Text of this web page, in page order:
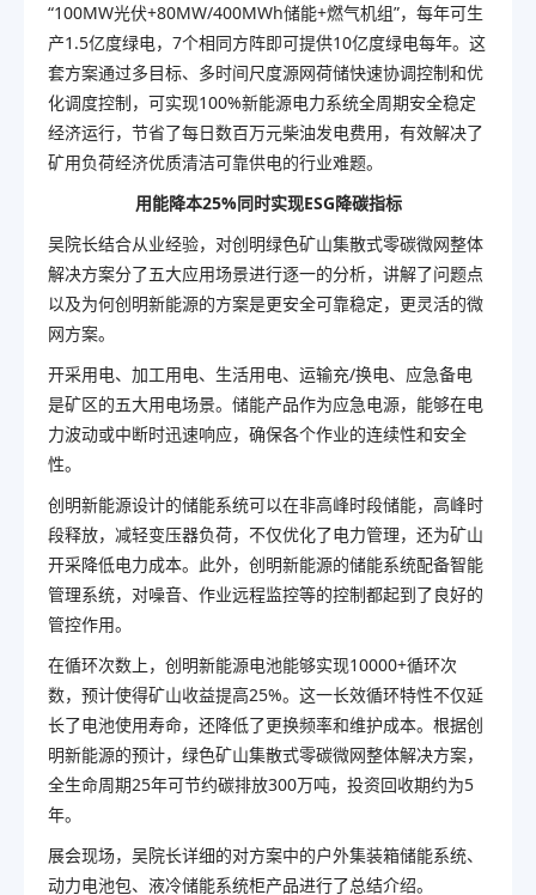
“100MW光伏+80MW/400MWh储能+燃气机组”，每年可生
产1.5亿度绿电，7个相同方阵即可提供10亿度绿电每年。这
套方案通过多目标、多时间尺度源网荷储快速协调控制和优
化调度控制，可实现100%新能源电力系统全周期安全稳定
经济运行，节省了每日数百万元柴油发电费用，有效解决了
矿用负荷经济优质清洁可靠供电的行业难题。
用能降本25%同时实现ESG降碳指标
吴院长结合从业经验，对创明绿色矿山集散式零碳微网整体
解决方案分了五大应用场景进行逐一的分析，讲解了问题点
以及为何创明新能源的方案是更安全可靠稳定，更灵活的微
网方案。
开采用电、加工用电、生活用电、运输充/换电、应急备电
是矿区的五大用电场景。储能产品作为应急电源，能够在电
力波动或中断时迅速响应，确保各个作业的连续性和安全
性。
创明新能源设计的储能系统可以在非高峰时段储能，高峰时
段释放，减轻变压器负荷，不仅优化了电力管理，还为矿山
开采降低电力成本。此外，创明新能源的储能系统配备智能
管理系统，对噪音、作业远程监控等的控制都起到了良好的
管控作用。
在循环次数上，创明新能源电池能够实现10000+循环次
数，预计使得矿山收益提高25%。这一长效循环特性不仅延
长了电池使用寿命，还降低了更换频率和维护成本。根据创
明新能源的预计，绿色矿山集散式零碳微网整体解决方案，
全生命周期25年可节约碳排放300万吨，投资回收期约为5
年。
展会现场，吴院长详细的对方案中的户外集装箱储能系统、
动力电池包、液冷储能系统柜产品进行了总结介绍。